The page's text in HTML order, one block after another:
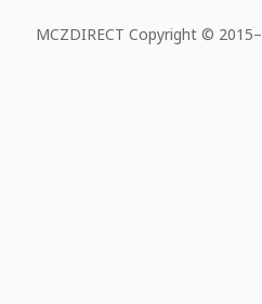
MCZDIRECT Copyright © 2015–